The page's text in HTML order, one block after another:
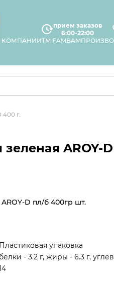
прием заказов
6:00-22:00
КОМПАНИИTM FAMBAM
400 г.
AROY-
D пл/б 400гр шт.
Пластиковая упаковка
белки - 3.2 г, жиры - 6.3 г,